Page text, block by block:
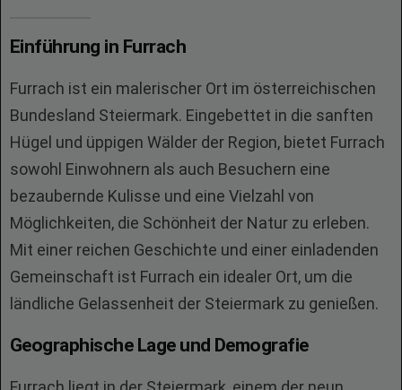
Einführung in Furrach
Furrach ist ein malerischer Ort im österreichischen
Bundesland Steiermark. Eingebettet in die sanften
Hügel und üppigen Wälder der Region, bietet Furrach
sowohl Einwohnern als auch Besuchern eine
bezaubernde Kulisse und eine Vielzahl von
Möglichkeiten, die Schönheit der Natur zu erleben.
Mit einer reichen Geschichte und einer einladenden
Gemeinschaft ist Furrach ein idealer Ort, um die
ländliche Gelassenheit der Steiermark zu genießen.
Geographische Lage und Demografie